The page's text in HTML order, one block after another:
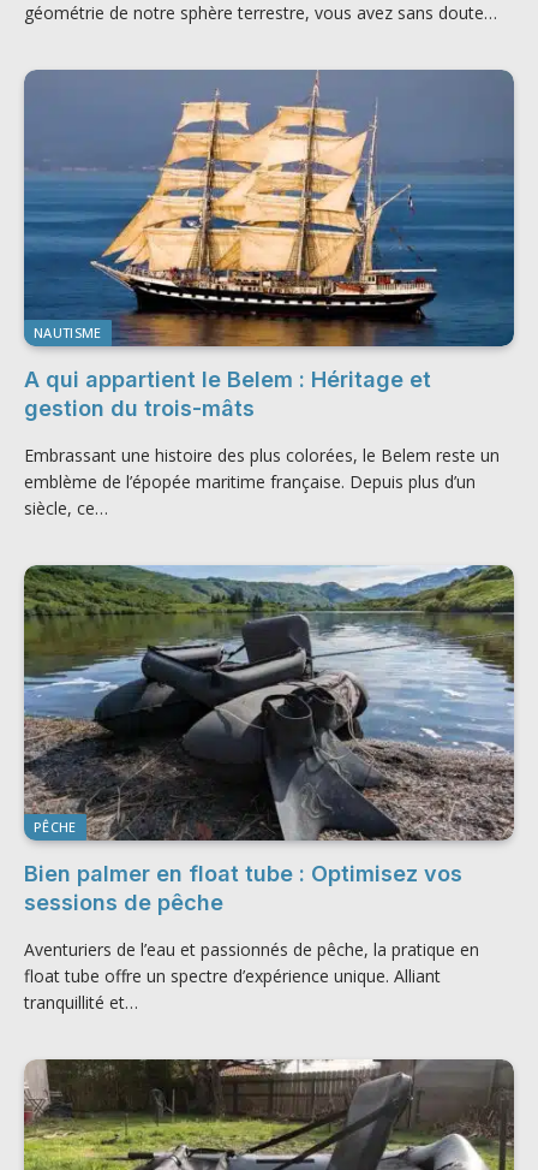
géométrie de notre sphère terrestre, vous avez sans doute…
NAUTISME
A qui appartient le Belem : Héritage et
gestion du trois-mâts
Embrassant une histoire des plus colorées, le Belem reste un
emblème de l’épopée maritime française. Depuis plus d’un
siècle, ce…
PÊCHE
Bien palmer en float tube : Optimisez vos
sessions de pêche
Aventuriers de l’eau et passionnés de pêche, la pratique en
float tube offre un spectre d’expérience unique. Alliant
tranquillité et…